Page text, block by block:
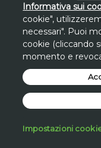
**Promozione
solo dal 7 al
Losconto di
spesa minima
il
*Promo
direttamente
fronte
Informativa sui
cookie",
necessari". Puoi
cookie (cliccando
momento e
Impostazioni